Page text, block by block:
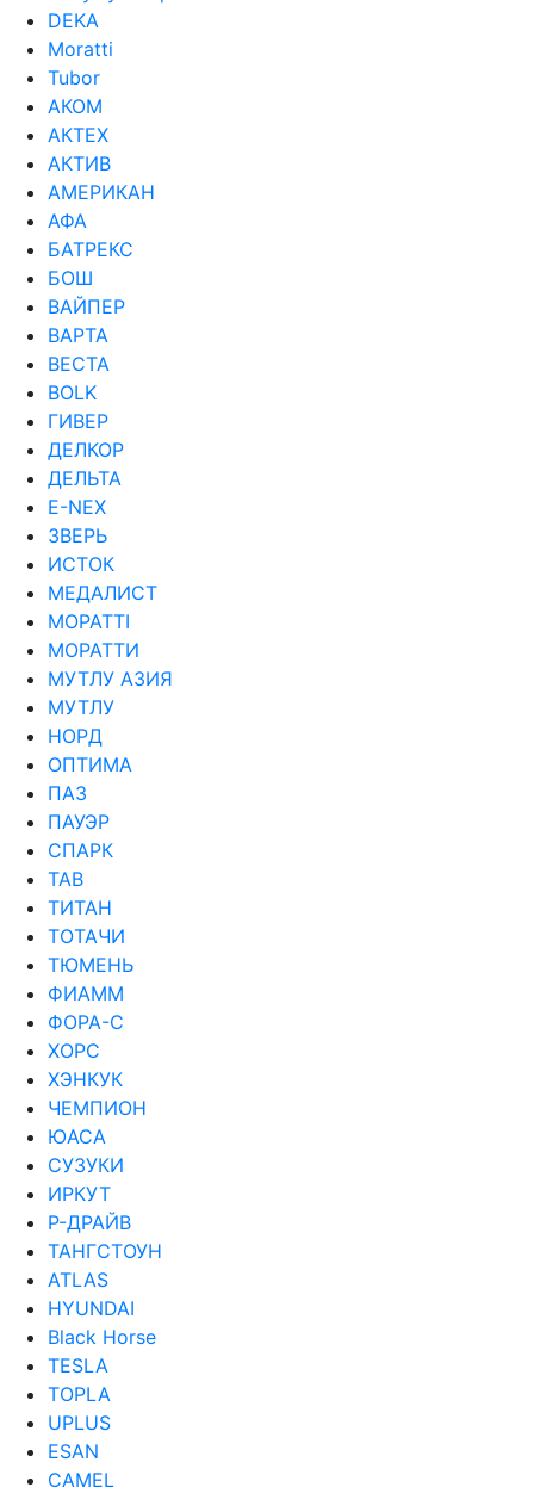
DEKA
Moratti
Tubor
АКОМ
АКТЕХ
АКТИВ
АМЕРИКАН
АФА
БАТРЕКС
БОШ
ВАЙПЕР
ВАРТА
ВЕСТА
ВОLK
ГИВЕР
ДЕЛКОР
ДЕЛЬТА
Е-NEX
ЗВЕРЬ
ИСТОК
МЕДАЛИСТ
МОРАТТI
МОРАТТИ
МУТЛУ АЗИЯ
МУТЛУ
НОРД
ОПТИМА
ПАЗ
ПАУЭР
СПАРК
ТАВ
ТИТАН
ТОТАЧИ
ТЮМЕНЬ
ФИАММ
ФОРА-С
ХОРС
ХЭНКУК
ЧЕМПИОН
ЮАСА
СУЗУКИ
ИРКУТ
Р-ДРАЙВ
ТАНГСТОУН
ATLAS
HYUNDAI
Black Horse
TESLA
TOPLA
UPLUS
ESAN
CAMEL